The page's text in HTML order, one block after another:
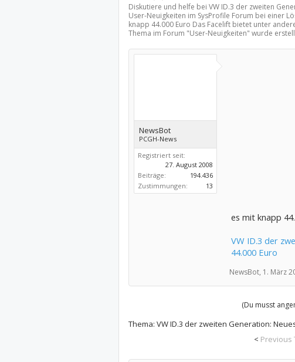
Diskutiere und helfe bei VW ID.3 der zweiten
User-Neuigkeiten im SysProfile Forum bei einer
knapp 44.000 Euro Das Facelift bietet unter
Thema im Forum "User-Neuigkeiten" wurde
NewsBot
PCGH-News
Registriert seit:
27. August 2008
Beiträge:
194.436
Zustimmungen:
13
es mit knapp
VW ID.3 der
44.000 Euro
NewsBot, 1. März
(Du musst
Thema: VW ID.3 der zweiten Generation:
< Previous